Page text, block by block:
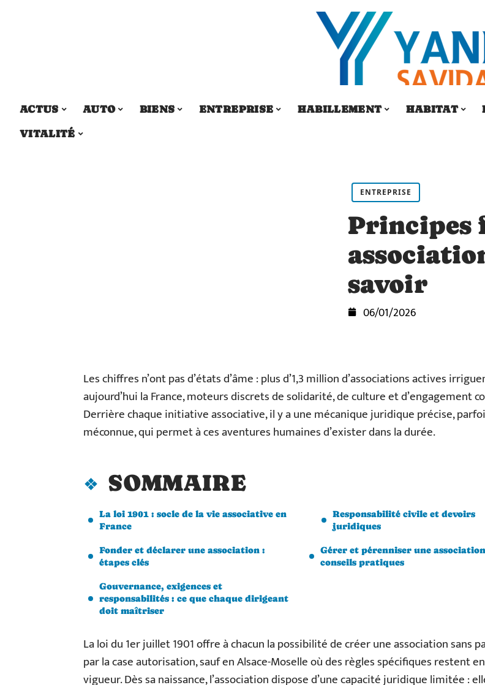
ACTUS AUTO BIENS ENTREPRISE HABILLEMENT HABITAT
VITALITÉ
ENTREPRISE
Principes
savoir
06/01/2026
Les chiffres n’ont pas d’états d’âme : plus d’1,3 million d’associations actives
aujourd’hui la France, moteurs discrets de solidarité, de culture et d’engagement
Derrière chaque initiative associative, il y a une mécanique juridique précise,
méconnue, qui permet à ces aventures humaines d’exister dans la durée.
SOMMAIRE
La loi 1901 : socle de la vie associative en
France
Fonder et déclarer une association :
étapes clés
Gouvernance, exigences et
responsabilités : ce que chaque dirigeant
doit maîtriser
Responsabilité civile et devoirs
juridiques
Gérer et pérenniser une
conseils pratiques
La loi du 1er juillet 1901 offre à chacun la possibilité de créer une association sans
par la case autorisation, sauf en Alsace-Moselle où des règles spécifiques restent en
vigueur. Dès sa naissance, l’association dispose d’une capacité juridique limitée :